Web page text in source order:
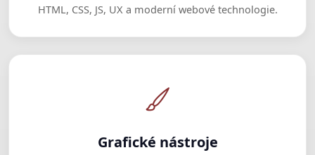
HTML, CSS, JS, UX a moderní webové technologie.
Grafické nástroje